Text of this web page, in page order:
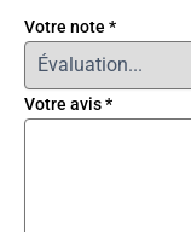
Votre note *
Votre avis*